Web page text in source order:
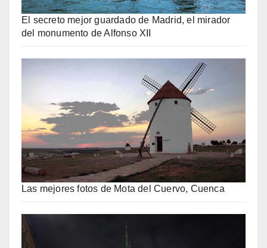
El secreto mejor guardado de Madrid, el mirador
del monumento de Alfonso XII
Las mejores fotos de Mota del Cuervo, Cuenca